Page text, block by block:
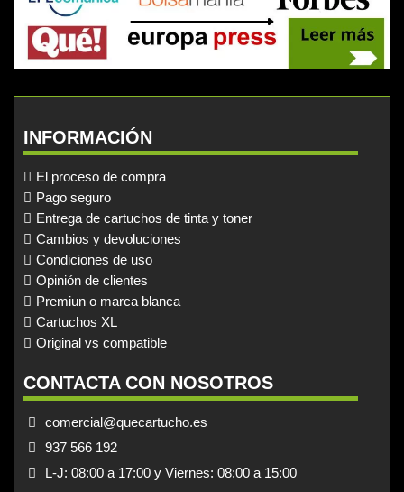
INFORMACIÓN
El proceso de compra
Pago seguro
Entrega de cartuchos de tinta y toner
Cambios y devoluciones
Condiciones de uso
Opinión de clientes
Premiun o marca blanca
Cartuchos XL
Original vs compatible
CONTACTA CON NOSOTROS
comercial@quecartucho.es
937 566 192
L-J: 08:00 a 17:00 y Viernes: 08:00 a 15:00